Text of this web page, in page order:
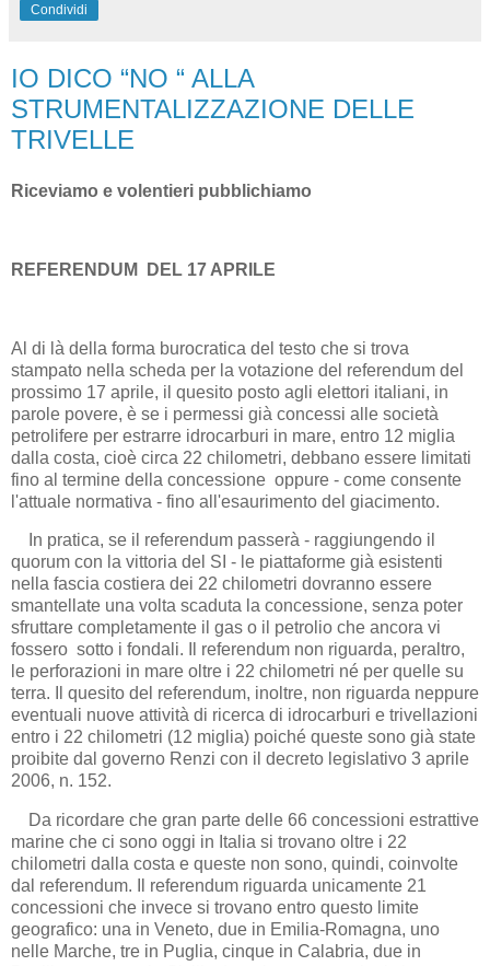
Condividi
IO DICO “NO “ ALLA
STRUMENTALIZZAZIONE DELLE
TRIVELLE
Riceviamo e volentieri pubblichiamo
REFERENDUM DEL 17 APRILE
Al di là della forma burocratica del testo che si trova
stampato nella scheda per la votazione del referendum del
prossimo 17 aprile, il quesito posto agli elettori italiani, in
parole povere, è se i permessi già concessi alle società
petrolifere per estrarre idrocarburi in mare, entro 12 miglia
dalla costa, cioè circa 22 chilometri, debbano essere limitati
fino al termine della concessione oppure - come consente
l'attuale normativa - fino all'esaurimento del giacimento.
In pratica, se il referendum passerà - raggiungendo il
quorum con la vittoria del SI - le piattaforme già esistenti
nella fascia costiera dei 22 chilometri dovranno essere
smantellate una volta scaduta la concessione, senza poter
sfruttare completamente il gas o il petrolio che ancora vi
fossero sotto i fondali. Il referendum non riguarda, peraltro,
le perforazioni in mare oltre i 22 chilometri né per quelle su
terra. Il quesito del referendum, inoltre, non riguarda neppure
eventuali nuove attività di ricerca di idrocarburi e trivellazioni
entro i 22 chilometri (12 miglia) poiché queste sono già state
proibite dal governo Renzi con il decreto legislativo 3 aprile
2006, n. 152.
Da ricordare che gran parte delle 66 concessioni estrattive
marine che ci sono oggi in Italia si trovano oltre i 22
chilometri dalla costa e queste non sono, quindi, coinvolte
dal referendum. Il referendum riguarda unicamente 21
concessioni che invece si trovano entro questo limite
geografico: una in Veneto, due in Emilia-Romagna, uno
nelle Marche, tre in Puglia, cinque in Calabria, due in